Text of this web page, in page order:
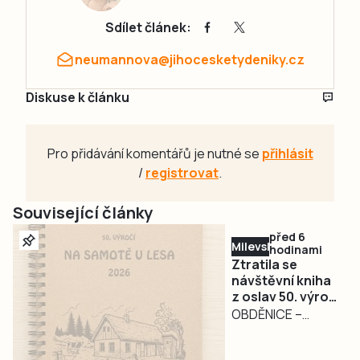
Sdílet článek:
neumannova@jihocesketydeniky.cz
Diskuse k článku
Pro přidávání komentářů je nutné se přihlásit
/registrovat.
Související články
Milevsko
před 6
hodinami
Ztratila se
návštěvní kniha
z oslav 50. výročí
filmu Na samotě
OBDĚNICE –